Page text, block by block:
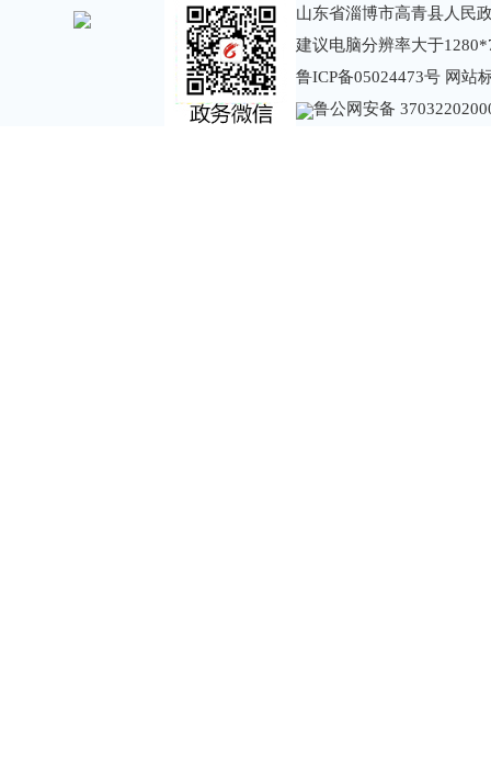
山东省淄博市高青县人民
建议电脑分辨率大于
鲁ICP备05024473号 网站
鲁公网安备